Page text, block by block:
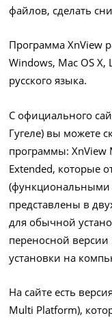
файлов, сделать
Программа XnView
Windows, Mac OS
русского языка.
С официального
Гугеле) вы можете
программы: XnView
Extended, которые
(функциональными
представлены в
для обычной
переносной версии
установки на
На сайте есть
Multi Platform),